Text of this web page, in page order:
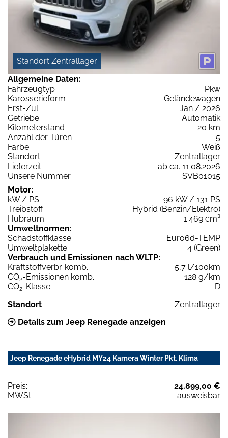
Standort Zentrallager
Allgemeine Daten:
Fahrzeugtyp
Pkw
Karosserieform
Geländewagen
Erst-Zul.
Jan / 2026
Getriebe
Automatik
Kilometerstand
20 km
Anzahl der Türen
5
Farbe
Weiß
Standort
Zentrallager
Lieferzeit
ab ca. 11.08.2026
Unsere Nummer
SVB01015
Motor:
kW / PS
96 kW / 131 PS
Treibstoff
Hybrid (Benzin/Elektro)
Hubraum
1.469 cm³
Umweltnormen:
Schadstoffklasse
Euro6d-TEMP
Umweltplakette
4 (Green)
Verbrauch und Emissionen nach WLTP:
Kraftstoffverbr. komb.
5,7 l/100km
CO2-Emissionen komb.
128 g/km
CO2-Klasse
D
Standort
Zentrallager
Details zum Jeep Renegade anzeigen
Jeep Renegade eHybrid MY24 Kamera Winter Pkt. Klima
Preis:
24.899,00 €
MWSt:
ausweisbar